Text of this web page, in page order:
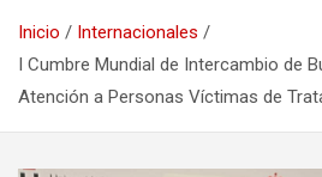
Inicio
Internacionales
I Cumbre Mundial de Intercambio de
Atención a Personas Víctimas de